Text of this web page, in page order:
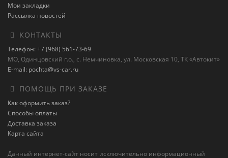
Мои закладки
Рассылка новостей
КОНТАКТЫ
Телефон: +7 (968) 561-73-69
МО, Одинцовский г.о., с. Немчиновка, ул. Московская 10, ТК «Автокит»
E-mail: pochta@vs-car.ru
ПОМОЩЬ ПРИ ЗАКАЗЕ
Как оформить заказ?
Способы оплаты
Доставка заказа
Карта сайта
Данный интернет-сайт носит исключительно информационный